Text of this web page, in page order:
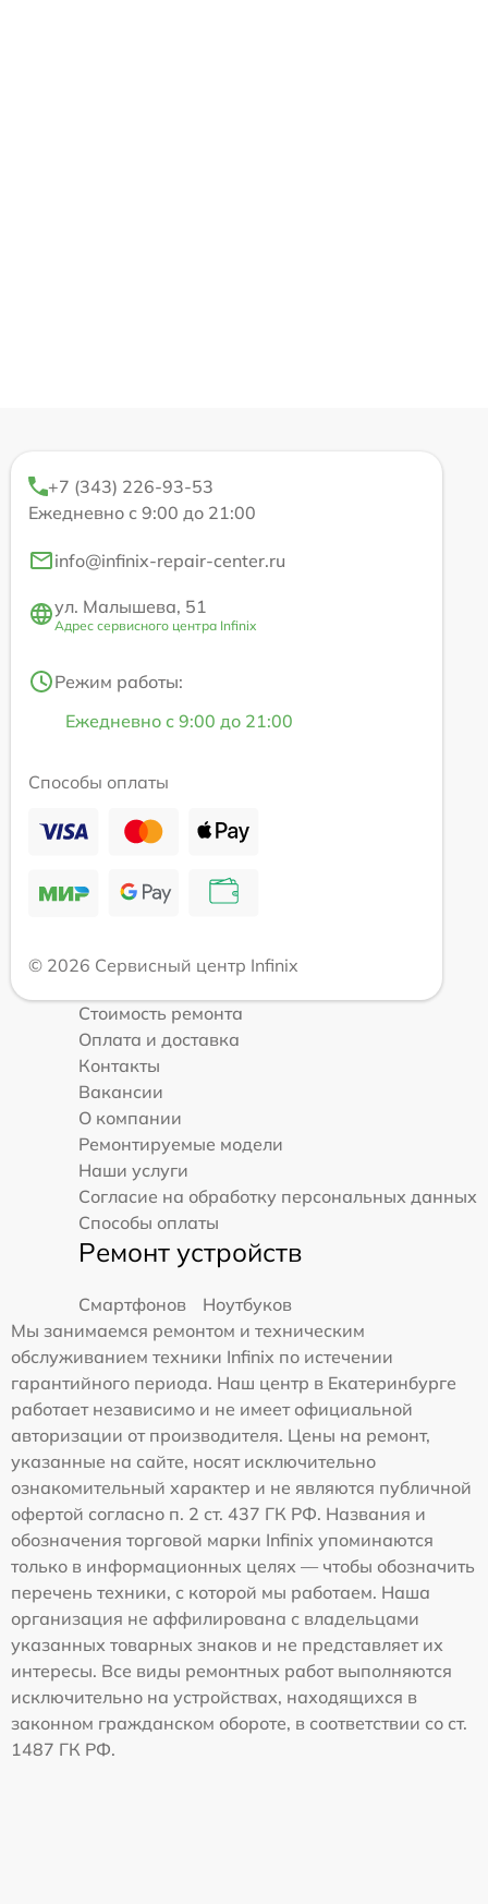
+7 (343) 226-93-53
Ежедневно с 9:00 до 21:00
info@infinix-repair-center.ru
ул. Малышева, 51
Адрес сервисного центра Infinix
Режим работы:
Ежедневно с 9:00 до 21:00
Способы оплаты
© 2026 Сервисный центр Infinix
Стоимость ремонта
Оплата и доставка
Контакты
Вакансии
О компании
Ремонтируемые модели
Наши услуги
Согласие на обработку персональных данных
Способы оплаты
Ремонт устройств
Смартфонов
Ноутбуков
Мы занимаемся ремонтом и техническим
обслуживанием техники Infinix по истечении
гарантийного периода. Наш центр в Екатеринбурге
работает независимо и не имеет официальной
авторизации от производителя. Цены на ремонт,
указанные на сайте, носят исключительно
ознакомительный характер и не являются публичной
офертой согласно п. 2 ст. 437 ГК РФ. Названия и
обозначения торговой марки Infinix упоминаются
только в информационных целях — чтобы обозначить
перечень техники, с которой мы работаем. Наша
организация не аффилирована с владельцами
указанных товарных знаков и не представляет их
интересы. Все виды ремонтных работ выполняются
исключительно на устройствах, находящихся в
законном гражданском обороте, в соответствии со ст.
1487 ГК РФ.